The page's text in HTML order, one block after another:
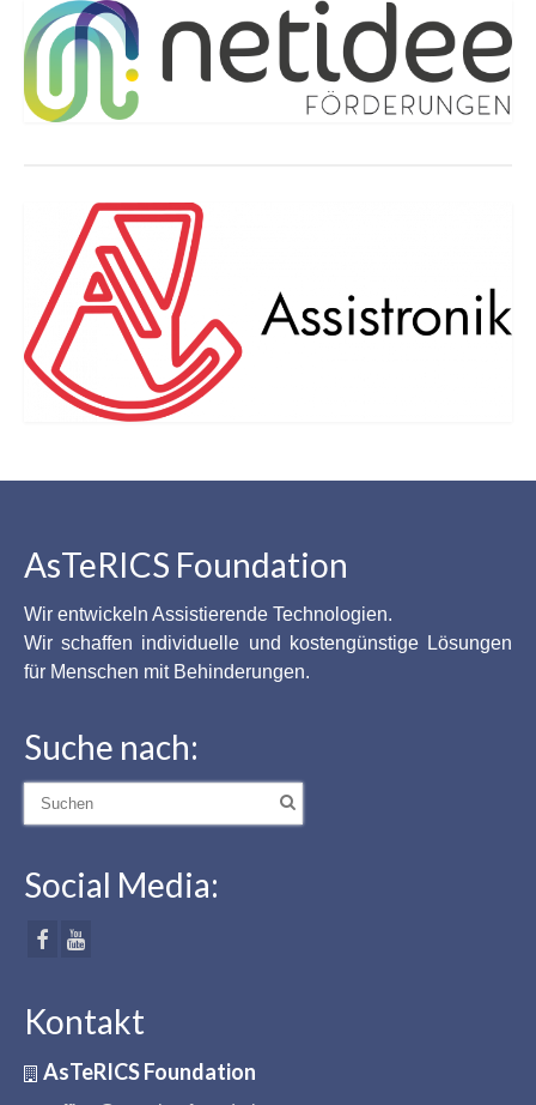
AsTeRICS Foundation
Wir entwickeln Assistierende Technologien.
Wir schaffen individuelle und kostengünstige Lösungen
für Menschen mit Behinderungen.
Suche nach:
Suche
Social Media:
Kontakt
AsTeRICS Foundation